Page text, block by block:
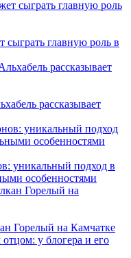
главную роль в
рассказывает
уникальный подход в
особенностями
Горелый на Камчатке